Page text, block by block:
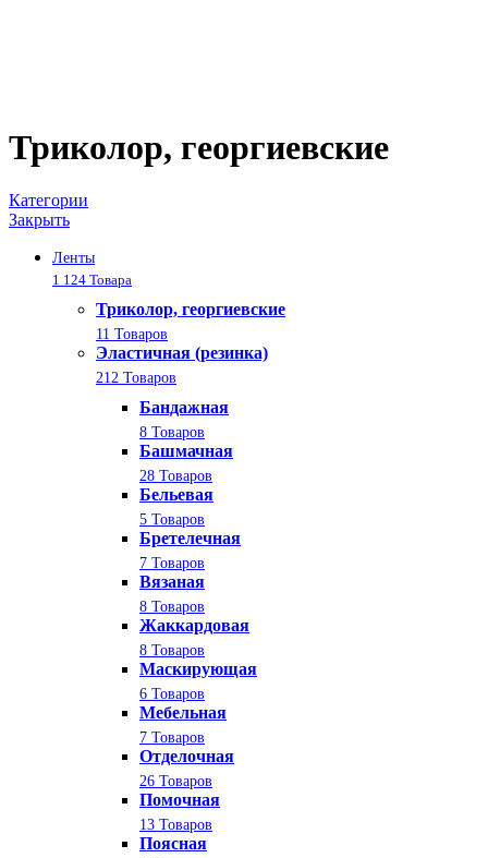
Триколор, георгиевские
Категории
Закрыть
Ленты
1 124 Товара
Триколор, георгиевские
11 Товаров
Эластичная (резинка)
212 Товаров
Бандажная
8 Товаров
Башмачная
28 Товаров
Бельевая
5 Товаров
Бретелечная
7 Товаров
Вязаная
8 Товаров
Жаккардовая
8 Товаров
Маскирующая
6 Товаров
Мебельная
7 Товаров
Отделочная
26 Товаров
Помочная
13 Товаров
Поясная